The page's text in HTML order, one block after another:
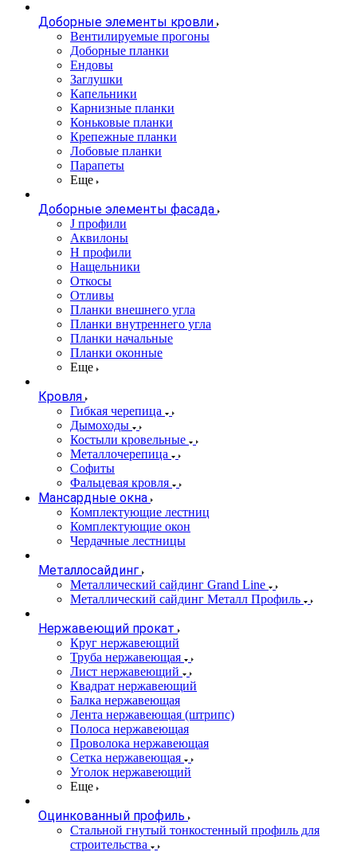
Доборные элементы кровли
Вентилируемые прогоны
Доборные планки
Ендовы
Заглушки
Капельники
Карнизные планки
Коньковые планки
Крепежные планки
Лобовые планки
Парапеты
Еще
Доборные элементы фасада
J профили
Аквилоны
Н профили
Нащельники
Откосы
Отливы
Планки внешнего угла
Планки внутреннего угла
Планки начальные
Планки оконные
Еще
Кровля
Гибкая черепица
Дымоходы
Костыли кровельные
Металлочерепица
Софиты
Фальцевая кровля
Мансардные окна
Комплектующие лестниц
Комплектующие окон
Чердачные лестницы
Металлосайдинг
Металлический сайдинг Grand Line
Металлический сайдинг Металл Профиль
Нержавеющий прокат
Круг нержавеющий
Труба нержавеющая
Лист нержавеющий
Квадрат нержавеющий
Балка нержавеющая
Лента нержавеющая (штрипс)
Полоса нержавеющая
Проволока нержавеющая
Сетка нержавеющая
Уголок нержавеющий
Еще
Оцинкованный профиль
Стальной гнутый тонкостенный профиль для
строительства